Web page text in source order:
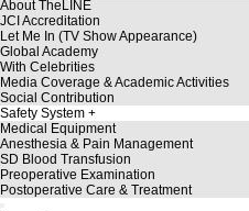
About TheLINE
JCI Accreditation
Let Me In (TV Show Appearance)
Global Academy
With Celebrities
Media Coverage & Academic Activities
Social Contribution
Safety System
Medical Equipment
Anesthesia & Pain Management
SD Blood Transfusion
Preoperative Examination
Postoperative Care & Treatment